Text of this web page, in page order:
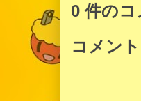
0 件の
コメン